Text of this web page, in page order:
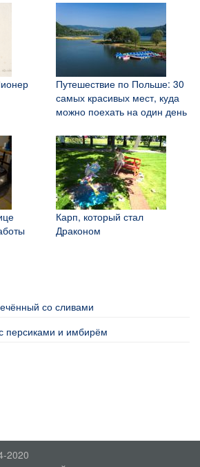
Путешествие по Польше: 30
самых красивых мест, куда
можно поехать на один день
Карп, который стал
Драконом
со сливами
персиками и имбирём
2020